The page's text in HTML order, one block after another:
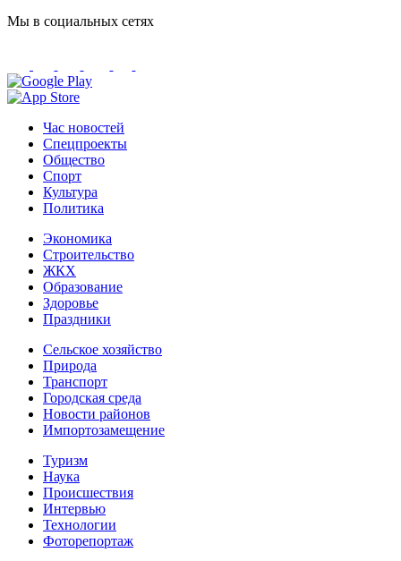
Мы в социальных сетях
Час новостей
Спецпроекты
Общество
Спорт
Культура
Политика
Экономика
Строительство
ЖКХ
Образование
Здоровье
Праздники
Сельское хозяйство
Природа
Транспорт
Городская среда
Новости районов
Импортозамещение
Туризм
Наука
Происшествия
Интервью
Технологии
Фоторепортаж